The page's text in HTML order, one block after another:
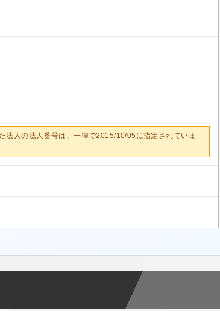
人の法人番号は、一律で2015/10/05に指定されていま